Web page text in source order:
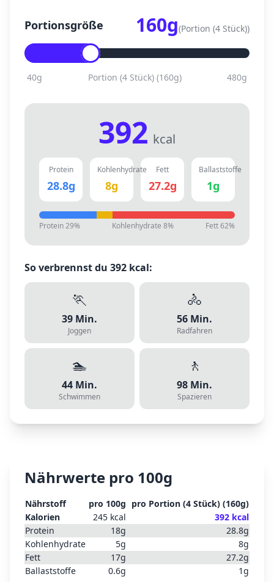
Portionsgröße 160g(Portion (4 Stück))
40g Portion (4 Stück)(160g) 480g
392 kcal
Protein
28.8g
Kohlenhydrate
8g
Fett
27.2g
Ballaststoffe
1g
Protein29% Kohlenhydrate 8% Fett62%
So verbrennst du 392 kcal:
🏃
39 Min.
Joggen
🚴
56 Min.
Radfahren
🏊
44 Min.
Schwimmen
🚶
98 Min.
Spazieren
Nährwerte pro 100g
Nährstoff pro 100g pro Portion (4 Stück) (160g)
Kalorien
245 kcal 392 kcal
Protein
18g 28.8g
Kohlenhydrate
5g 8g
Fett
17g 27.2g
Ballaststoffe
0.6g 1g